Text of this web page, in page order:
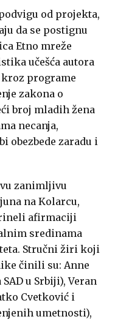
od projekta,
da se postignu
Etno mreže
učešća autora
programe
zakona o
broj mladih žena
necanja,
obezbede zaradu i
zanimljivu
na Kolarcu,
afirmaciji
sredinama
Stručni žiri koji
činili su: Anne
u Srbiji), Veran
Cvetković i
umetnosti),